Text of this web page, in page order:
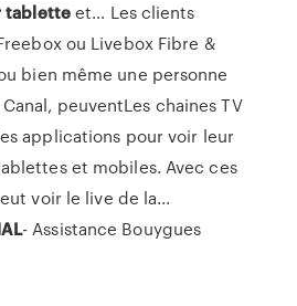
tabletteet… Les clients
ou Livebox Fibre &
bien même une personne
peuventLes chaines TV
applications pour voir leur
et mobiles. Avec ces
voir le live de la...
- Assistance Bouygues